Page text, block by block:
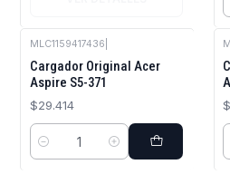
MLC1159417436
Cargador Original Acer
Aspire S5-371
$29.414
Cantidad